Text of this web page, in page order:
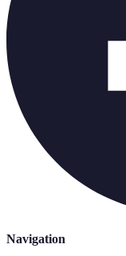
Navigation